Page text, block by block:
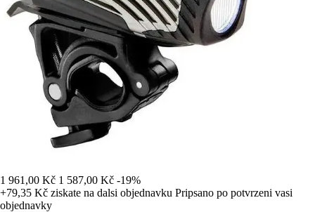
1 961,00 Kč 1 587,00 Kč -19%
+79,35 Kč ziskate na dalsi objednavku Pripsano po potvrzeni vasi
objednavky